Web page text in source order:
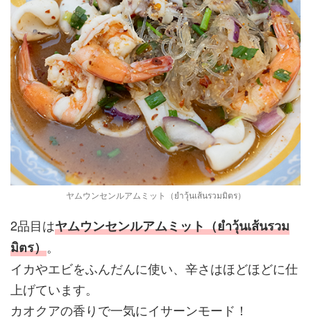
ヤムウンセンルアムミット（ยำวุ้นเส้นรวมมิตร）
2品目はヤムウンセンルアムミット（ยำวุ้นเส้นรวม
มิตร）。
イカやエビをふんだんに使い、辛さはほどほどに仕
上げています。
カオクアの香りで一気にイサーンモード！